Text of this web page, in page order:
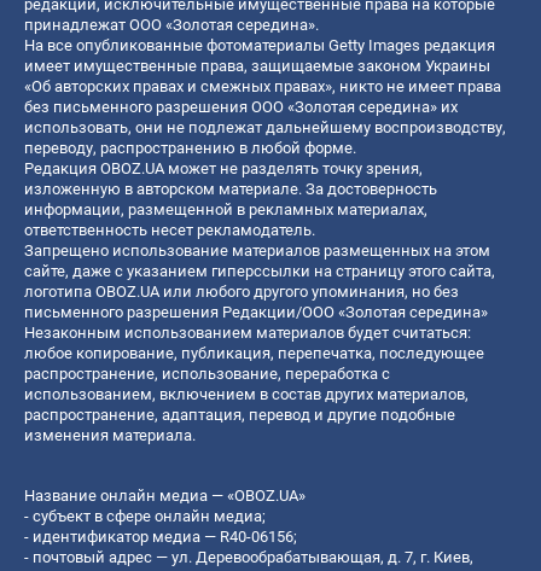
редакции, исключительные имущественные права на которые
принадлежат ООО «Золотая середина».
На все опубликованные фотоматериалы Getty Images редакция
имеет имущественные права, защищаемые законом Украины
«Об авторских правах и смежных правах», никто не имеет права
без письменного разрешения ООО «Золотая середина» их
использовать, они не подлежат дальнейшему воспроизводству,
переводу, распространению в любой форме.
Редакция OBOZ.UA может не разделять точку зрения,
изложенную в авторском материале. За достоверность
информации, размещенной в рекламных материалах,
ответственность несет рекламодатель.
Запрещено использование материалов размещенных на этом
сайте, даже с указанием гиперссылки на страницу этого сайта,
логотипа OBOZ.UA или любого другого упоминания, но без
письменного разрешения Редакции/ООО «Золотая середина»
Незаконным использованием материалов будет считаться:
любое копирование, публикация, перепечатка, последующее
распространение, использование, переработка с
использованием, включением в состав других материалов,
распространение, адаптация, перевод и другие подобные
изменения материала.
Название онлайн медиа — «OBOZ.UA»
- субъект в сфере онлайн медиа;
- идентификатор медиа — R40-06156;
- почтовый адрес — ул. Деревообрабатывающая, д. 7, г. Киев,